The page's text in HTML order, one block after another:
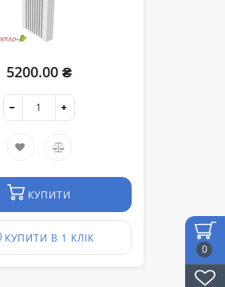
0
5200.00 ₴
КУПИТИ
КУПИТИ В 1 КЛІК